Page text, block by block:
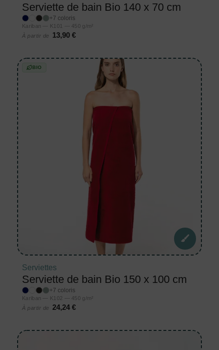
Serviette de bain Bio 140 x 70 cm
+7 coloris
Kariban — K101 — 450 g/m²
À partir de
13,90 €
BIO
Serviettes
Serviette de bain Bio 150 x 100 cm
+7 coloris
Kariban — K102 — 450 g/m²
À partir de
24,24 €